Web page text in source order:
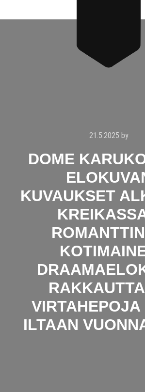
21.5.2025 by
DOME
KUVAUKSET
VIRTAHEPOJA
ILTAAN